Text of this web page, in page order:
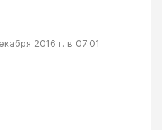
2016 г. в 07:01